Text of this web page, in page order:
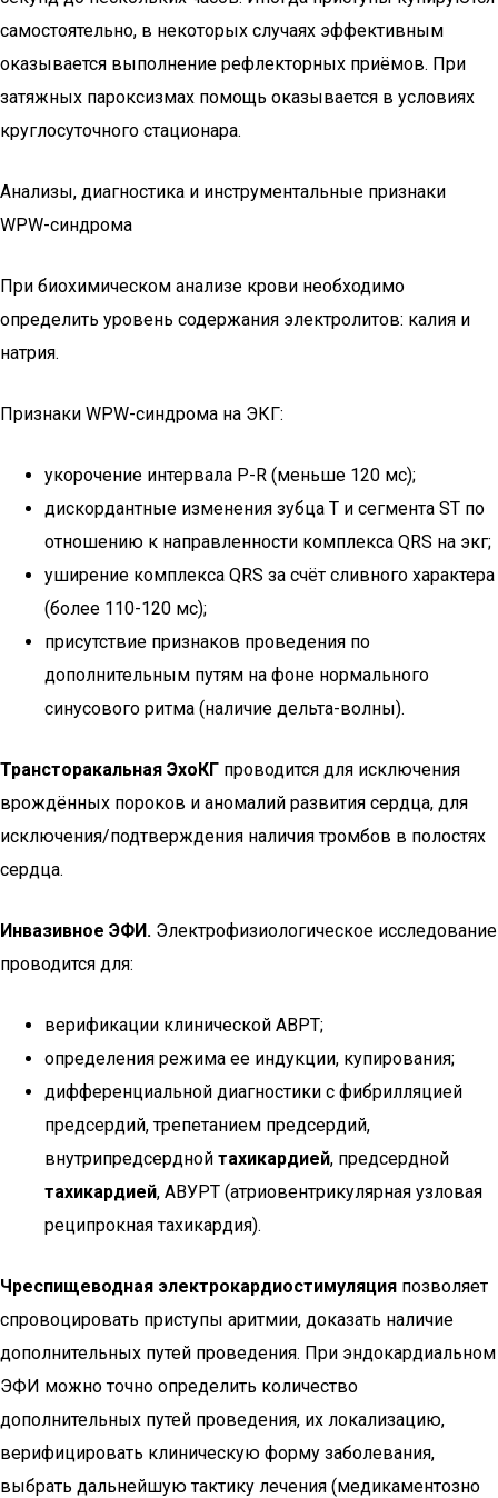
самостоятельно, в некоторых случаях эффективным
оказывается выполнение рефлекторных приёмов. При
затяжных пароксизмах помощь оказывается в условиях
круглосуточного стационара.
Анализы, диагностика и инструментальные признаки
WPW-синдрома
При биохимическом анализе крови необходимо
определить уровень содержания электролитов: калия и
натрия.
Признаки WPW-синдрома на ЭКГ:
укорочение интервала P-R (меньше 120 мс);
дискордантные изменения зубца Т и сегмента ST по
отношению к направленности комплекса QRS на экг;
уширение комплекса QRS за счёт сливного характера
(более 110-120 мс);
присутствие признаков проведения по
дополнительным путям на фоне нормального
синусового ритма (наличие дельта-волны).
Трансторакальная ЭхоКГ проводится для исключения
врождённых пороков и аномалий развития сердца, для
исключения/подтверждения наличия тромбов в полостях
сердца.
Инвазивное ЭФИ. Электрофизиологическое исследование
проводится для:
верификации клинической АВРТ;
определения режима ее индукции, купирования;
дифференциальной диагностики с фибрилляцией
предсердий, трепетанием предсердий,
внутрипредсердной тахикардией, предсердной
тахикардией, АВУРТ (атриовентрикулярная узловая
реципрокная тахикардия).
Чреспищеводная электрокардиостимуляция позволяет
спровоцировать приступы аритмии, доказать наличие
дополнительных путей проведения. При эндокардиальном
ЭФИ можно точно определить количество
дополнительных путей проведения, их локализацию,
верифицировать клиническую форму заболевания,
выбрать дальнейшую тактику лечения (медикаментозно